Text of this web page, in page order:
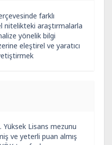
farklı
nitelikteki araştırmalarla
yönelik bilgi
eleştirel ve yaratıcı
Lisans mezunu
ve yeterli puan almış